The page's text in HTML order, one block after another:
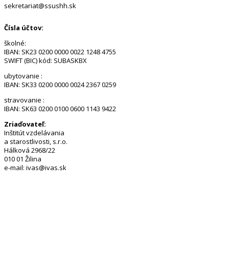
sekretariat@ssushh.sk
Čísla účtov:
školné:
IBAN: SK23 0200 0000 0022 1248 4755
SWIFT (BIC) kód: SUBASKBX
ubytovanie :
IBAN: SK33 0200 0000 0024 2367 0259
stravovanie :
IBAN: SK63 0200 0100 0600 1143 9422
Zriaďovateľ:
Inštitút vzdelávania
a starostlivosti, s.r.o.
Hálková 2968/22
010 01 Žilina
e-mail: ivas@ivas.sk